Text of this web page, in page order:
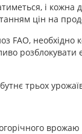
і кожна
цін на
необхідно
розблокувати
трьох